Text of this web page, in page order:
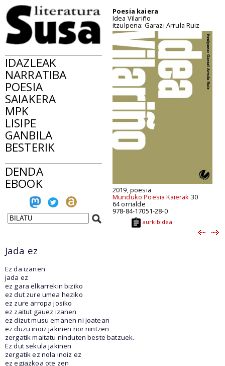
IDAZLEAK
NARRATIBA
POESIA
SAIAKERA
MPK
LISIPE
GANBILA
BESTERIK
DENDA
EBOOK
Poesia kaiera
Idea Vilariño
itzulpena: Garazi Arrula Ruiz
2019, poesia
Munduko Poesia Kaierak 30
64 orrialde
978-84-17051-28-0
aurkibidea
Jada ez
Ez da izanen
jada ez
ez gara elkarrekin biziko
ez dut zure umea heziko
ez zure arropa josiko
ez zaitut gauez izanen
ez dizut musu emanen ni joatean
ez duzu inoiz jakinen nor nintzen
zergatik maitatu ninduten beste batzuek.
Ez dut sekula jakinen
zergatik ez nola inoiz ez
ez egiazkoa ote zen